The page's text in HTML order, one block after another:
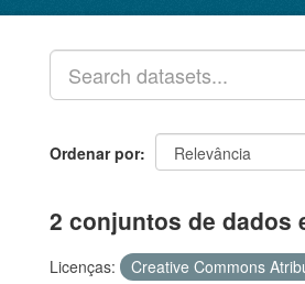
Ordenar por
2 conjuntos de dados
Licenças: Creative Commons